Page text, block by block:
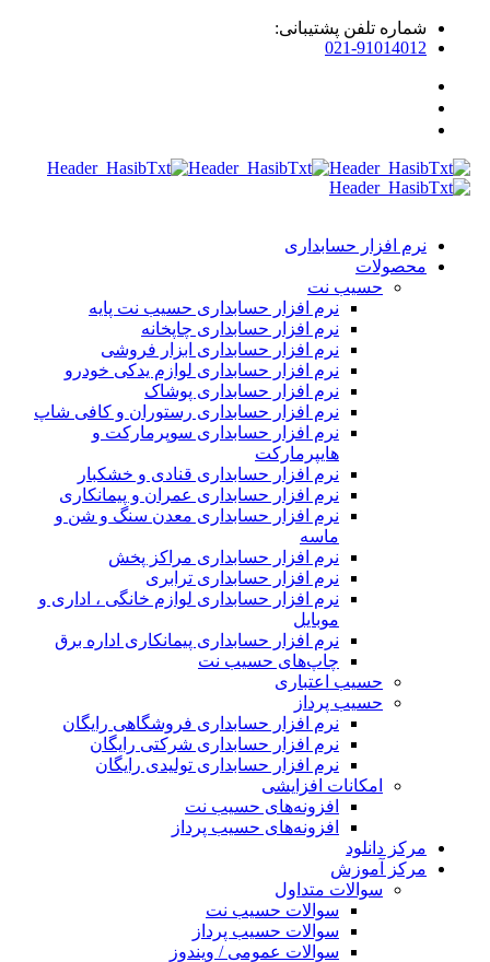
شماره تلفن پشتیبانی:
021-91014012
نرم افزار حسابداری
محصولات
حسیب نت
نرم افزار حسابداری حسیب نت پایه
نرم افزار حسابداری چاپخانه
نرم افزار حسابداری ابزار فروشی
نرم افزار حسابداری لوازم یدکی خودرو
نرم افزار حسابداری پوشاک
نرم افزار حسابداری رستوران و کافی شاپ
نرم افزار حسابداری سوپرمارکت و
هایپرمارکت
نرم افزار حسابداری قنادی و خشکبار
نرم افزار حسابداری عمران و پیمانکاری
نرم افزار حسابداری معدن سنگ و شن و
ماسه
نرم افزار حسابداری مراکز پخش
نرم افزار حسابداری ترابری
نرم افزار حسابداری لوازم خانگی ، اداری و
موبایل
نرم افزار حسابداری پیمانکاری اداره برق
چاپ‌های حسیب نت
حسیب اعتباری
حسیب پرداز
نرم افزار حسابداری فروشگاهی رایگان
نرم افزار حسابداری شرکتی رایگان
نرم افزار حسابداری تولیدی رایگان
امکانات افزایشی
افزونه‌های حسیب نت
افزونه‌های حسیب پرداز
مرکز دانلود
مرکز آموزش
سوالات متداول
سوالات حسیب نت
سوالات حسیب پرداز
سوالات عمومی / ویندوز